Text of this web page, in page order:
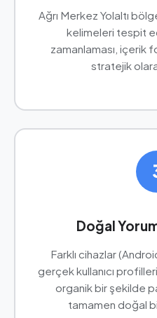
Ağrı Merkez Yolaltı
kelimeleri tespit
zamanlaması, içerik
stratejik
Doğal
Farklı cihazlar
gerçek kullanıcı
organik bir şekilde
tamamen doğal